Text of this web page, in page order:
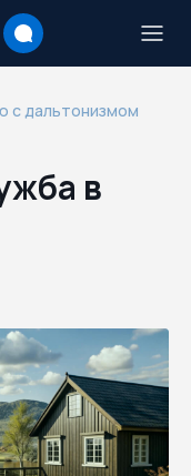
с дальтонизмом
в